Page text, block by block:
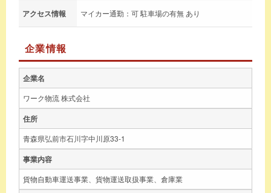
アクセス情報 マイカー通勤：可 駐車場の有無 あり
企業情報
企業名
ワーク物流 株式会社
住所
青森県弘前市石川字中川原33-1
事業内容
貨物自動車運送事業、貨物運送取扱事業、倉庫業